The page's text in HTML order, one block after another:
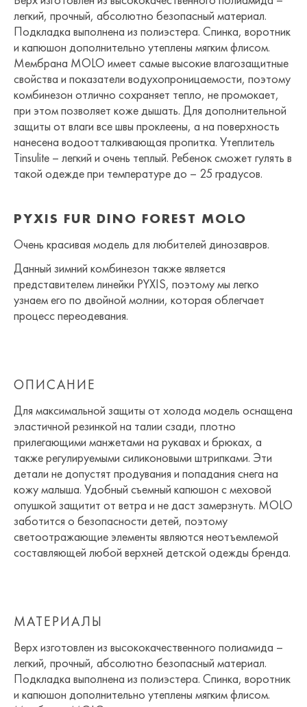
легкий, прочный, абсолютно безопасный материал.
Подкладка выполнена из полиэстера. Спинка, воротник
и капюшон дополнительно утеплены мягким флисом.
Мембрана MOLO имеет самые высокие влагозащитные
свойства и показатели водухопроницаемости, поэтому
комбинезон отлично сохраняет тепло, не промокает,
при этом позволяет коже дышать. Для дополнительной
защиты от влаги все швы проклеены, а на поверхность
нанесена водоотталкивающая пропитка. Утеплитель
Tinsulite – легкий и очень теплый. Ребенок сможет гулять в
такой одежде при температуре до – 25 градусов.
PYXIS FUR DINO FOREST MOLO
Очень красивая модель для любителей динозавров.
Данный зимний комбинезон также является
представителем линейки PYXIS, поэтому мы легко
узнаем его по двойной молнии, которая облегчает
процесс переодевания.
ОПИСАНИЕ
Для максимальной защиты от холода модель оснащена
эластичной резинкой на талии сзади, плотно
прилегающими манжетами на рукавах и брюках, а
также регулируемыми силиконовыми штрипками. Эти
детали не допустят продувания и попадания снега на
кожу малыша. Удобный съемный капюшон с меховой
опушкой защитит от ветра и не даст замерзнуть. MOLO
заботится о безопасности детей, поэтому
светоотражающие элементы являются неотъемлемой
составляющей любой верхней детской одежды бренда.
МАТЕРИАЛЫ
Верх изготовлен из высококачественного полиамида –
легкий, прочный, абсолютно безопасный материал.
Подкладка выполнена из полиэстера. Спинка, воротник
и капюшон дополнительно утеплены мягким флисом.